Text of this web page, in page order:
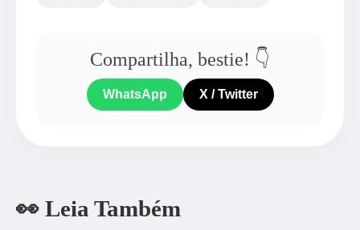
Compartilha, bestie! 👇
WhatsApp X / Twitter
👀 Leia Também